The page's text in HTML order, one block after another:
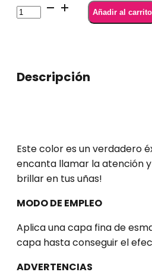
SEMILAC
407
7
Añadir al carrito
Descripción
Este color es un verdadero
encanta llamar la atención
brillar en tus uñas!
MODO DE EMPLEO
Aplica una capa fina de
capa hasta conseguir el
ADVERTENCIAS